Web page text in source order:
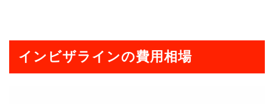
インビザラインの費用相場